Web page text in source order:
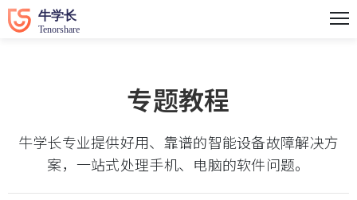
专题教程
牛学长专业提供好用、靠谱的智能设备故障解决方
案，一站式处理手机、电脑的软件问题。